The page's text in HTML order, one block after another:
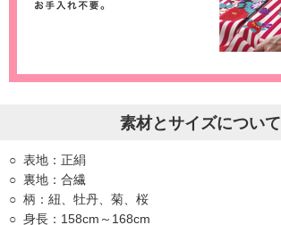
素材とサイズについて
表地：正絹
裏地：合繊
柄：紐、牡丹、菊、桜
身長：158cm～168cm